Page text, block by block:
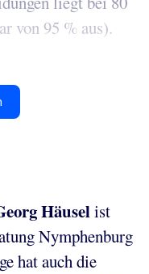
von 95 % aus).
Häuselist
Nymphenburg
hat auch die